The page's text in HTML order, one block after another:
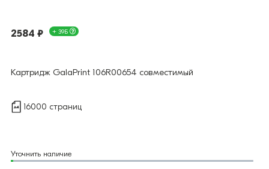
2584 ₽ + 39Б
Картридж GalaPrint 106R00654 совместимый
16000 страниц
Уточнить наличие